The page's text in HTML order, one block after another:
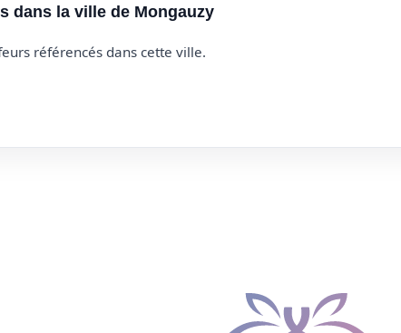
dans la ville de Mongauzy
référencés dans cette ville.